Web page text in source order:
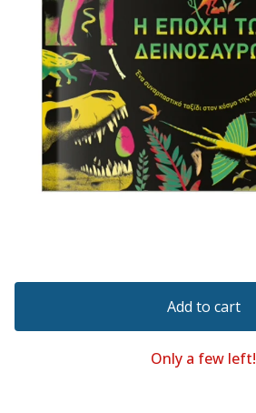
Add to cart
Only a few left!